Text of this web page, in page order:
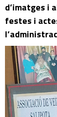
d’imatges i
festes i